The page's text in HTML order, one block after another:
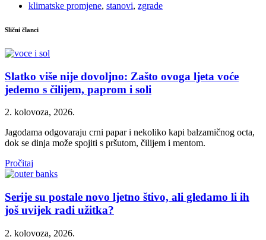
klimatske promjene, stanovi, zgrade
Slični članci
Slatko više nije dovoljno: Zašto ovoga ljeta voće
jedemo s čilijem, paprom i soli
2. kolovoza, 2026.
Jagodama odgovaraju crni papar i nekoliko kapi balzamičnog octa,
dok se dinja može spojiti s pršutom, čilijem i mentom.
Pročitaj
Serije su postale novo ljetno štivo, ali gledamo li ih
još uvijek radi užitka?
2. kolovoza, 2026.